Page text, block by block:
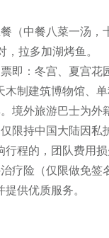
（中餐八菜一汤
拉多加湖烤鱼。
即：冬宫、夏宫
制建筑博物馆、
境外旅游巴士为
限持中国大陆因
程的，团队费用
疗险（仅限做免
供优质服务。